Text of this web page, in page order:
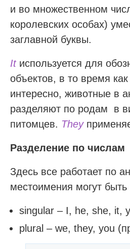
и во множественном
королевских особах)
заглавной буквы.
It используется для
объектов, в то время как
интересно, животные в
разделяют по родам в
питомцев. They
Разделение по числам
Здесь все работает по
местоимения могут
singular – I, he, she, it,
plural – we, they, you